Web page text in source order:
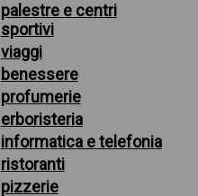
palestre e centri
sportivi
viaggi
benessere
profumerie
erboristeria
informatica e telefonia
ristoranti
pizzerie